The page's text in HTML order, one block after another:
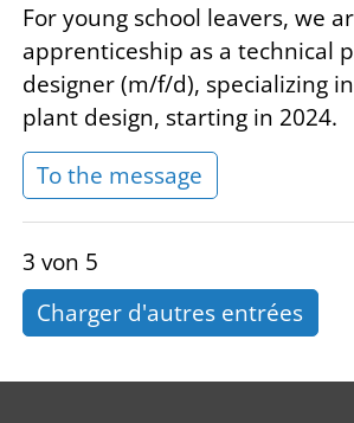
For young school leavers, we
apprenticeship as a technical
designer (m/f/d), specializing
plant design, starting in 2024.
To the message
3 von 5
Charger d'autres entrées